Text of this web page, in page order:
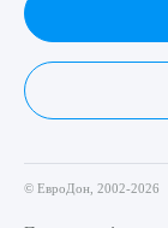
© ЕвроДон, 2002-2026